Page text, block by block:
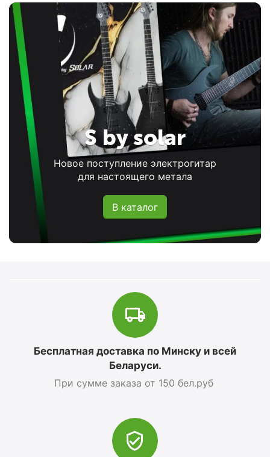
S by solar
Новое поступление электрогитар
для настоящего метала
В каталог
Бесплатная доставка по Минску и всей
Беларуси.
При сумме заказа от 150 бел.руб